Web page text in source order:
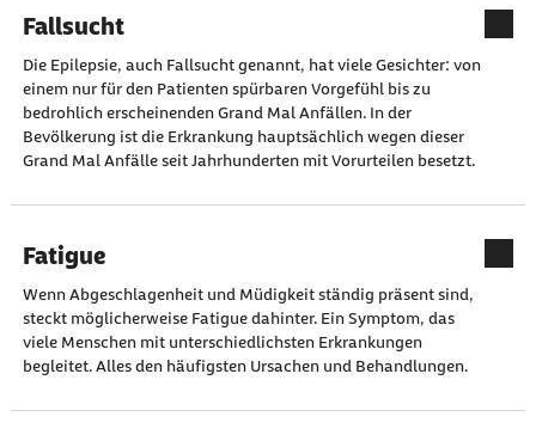
Fallsucht
Die Epilepsie, auch Fallsucht genannt, hat viele Gesichter: von
einem nur für den Patienten spürbaren Vorgefühl bis zu
bedrohlich erscheinenden Grand Mal Anfällen. In der
Bevölkerung ist die Erkrankung hauptsächlich wegen dieser
Grand Mal Anfälle seit Jahrhunderten mit Vorurteilen besetzt.
Fatigue
Wenn Abgeschlagenheit und Müdigkeit ständig präsent sind,
steckt möglicherweise Fatigue dahinter. Ein Symptom, das
viele Menschen mit unterschiedlichsten Erkrankungen
begleitet. Alles den häufigsten Ursachen und Behandlungen.